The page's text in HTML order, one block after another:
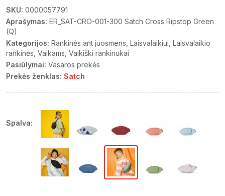
SKU: 0000057791
Aprašymas: ER_SAT-CRO-001-300 Satch Cross Ripstop Green
(Q)
Kategorijos: Rankinės ant juosmens Laisvalaikiui Laisvalaikio
rankinės Vaikams Vaikiški rankinukai
Pasiūlymai: Vasaros prekės
Prekės ženklas: Satch
Spalva: